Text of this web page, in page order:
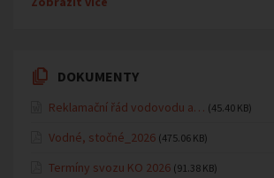
DOKUMENTY
Reklamační řád vodovodu a… (45.40 KB)
Vodné, stočné_2026 (475.06 KB)
Termíny svozu KO 2026 (91.38 KB)